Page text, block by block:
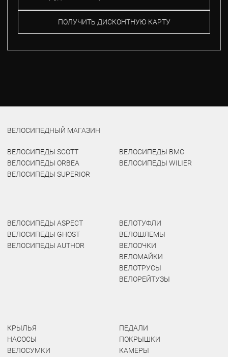
ПОЛУЧИТЬ ДИСКОНТНУЮ КАРТУ
ВЕЛОСИПЕДНЫЙ МАГАЗИН
ВЕЛОСИПЕДЫ SCOTT
ВЕЛОСИПЕДЫ ORBEA
ВЕЛОСИПЕДЫ SUPERIOR
ВЕЛОСИПЕДЫ BMC
ВЕЛОСИПЕДЫ WILIER
ВЕЛОСИПЕДЫ ASPECT
ВЕЛОСИПЕДЫ GHOST
ВЕЛОСИПЕДЫ AUTHOR
ВЕЛОТУФЛИ
ВЕЛОШЛЕМЫ
ВЕЛООЧКИ
ВЕЛОМАЙКИ
ВЕЛОТРУСЫ
ВЕЛОРЕЙТУЗЫ
КРЫЛЬЯ
НАСОСЫ
ВЕЛОСУМКИ
ПЕДАЛИ
ПОКРЫШКИ
КАМЕРЫ